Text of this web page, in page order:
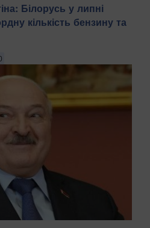
Білорусь у липні
кількість бензину та